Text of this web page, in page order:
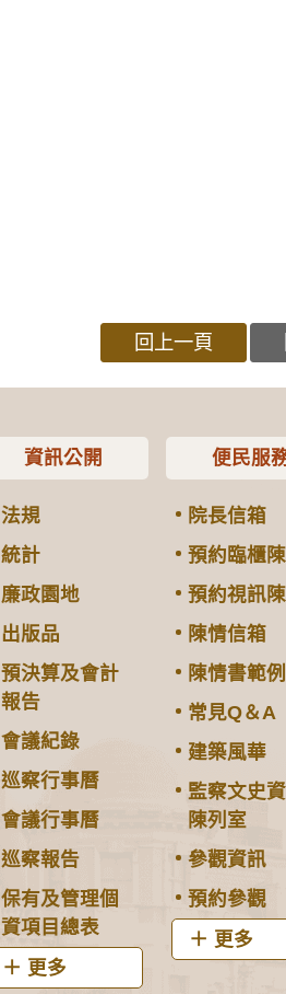
回上一頁
資訊公開
法規
統計
廉政園地
出版品
預決算及會計
報告
會議紀錄
巡察行事曆
會議行事曆
巡察報告
保有及管理個
資項目總表
更多
便民服
院長信箱
預約臨櫃
預約視訊
陳情信箱
陳情書範例
常見Q＆A
建築風華
監察文史
陳列室
參觀資訊
預約參觀
更多